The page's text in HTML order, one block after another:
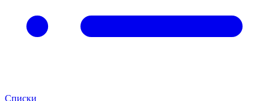
Списки